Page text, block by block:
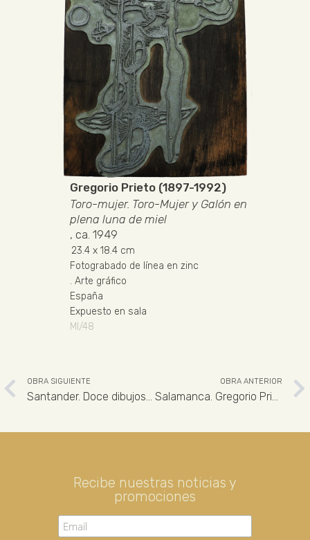
Gregorio Prieto (1897-1992)
Toro-mujer. Toro-Mujer y Galón en
plena luna de miel
, ca. 1949
23.4 x 18.4 cm
Fotograbado de línea en zinc
. Arte gráfico
España
Expuesto en sala
MI/48
OBRA SIGUIENTE OBRA ANTERIOR
Recibe nuestras noticias y
promociones